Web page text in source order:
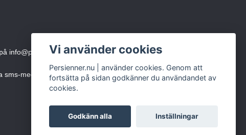
info@persienner.nueller skicka SMS till 0760-210 423
sms-meddelande)
Vi använder cookies
Persienner.nu | använder cookies. Genom att
fortsätta på sidan godkänner du användandet av
cookies.
Godkänn alla Inställningar